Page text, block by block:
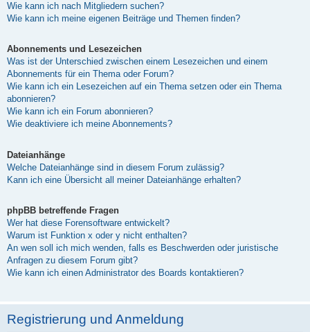
Wie kann ich nach Mitgliedern suchen?
Wie kann ich meine eigenen Beiträge und Themen finden?
Abonnements und Lesezeichen
Was ist der Unterschied zwischen einem Lesezeichen und einem
Abonnements für ein Thema oder Forum?
Wie kann ich ein Lesezeichen auf ein Thema setzen oder ein Thema
abonnieren?
Wie kann ich ein Forum abonnieren?
Wie deaktiviere ich meine Abonnements?
Dateianhänge
Welche Dateianhänge sind in diesem Forum zulässig?
Kann ich eine Übersicht all meiner Dateianhänge erhalten?
phpBB betreffende Fragen
Wer hat diese Forensoftware entwickelt?
Warum ist Funktion x oder y nicht enthalten?
An wen soll ich mich wenden, falls es Beschwerden oder juristische
Anfragen zu diesem Forum gibt?
Wie kann ich einen Administrator des Boards kontaktieren?
Registrierung und Anmeldung